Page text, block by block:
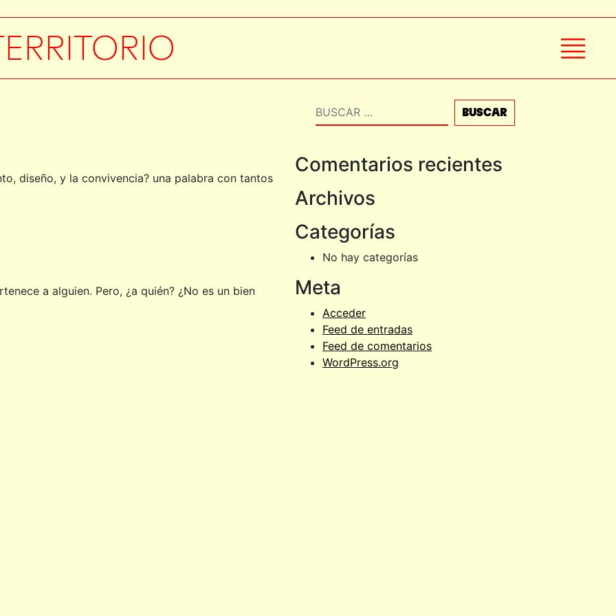
diseño, y la convivencia? una palabra con tantos
a alguien. Pero, ¿a quién? ¿No es un bien
Buscar
Comentarios recientes
Archivos
Categorías
No hay categorías
Meta
Acceder
Feed de entradas
Feed de comentarios
WordPress.org